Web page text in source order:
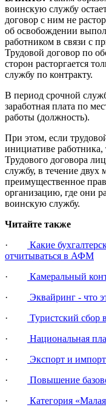
воинскую службу
договор с ним не
об освобождении
работником в связи с
Трудовой договор по
сторон расторгается
службу по контракту.
В период срочной
заработная плата по
работы (должность).
При этом, если
инициативе работника,
Трудового договора
службу, в течение двух
преимущественное
организацию, где они
воинскую службу.
Читайте также
·
Какие
отчитываться в АФМ
·
Камеральный
·
Эквайринг - что
·
Туристский сбор
·
Национальная
·
Экспорт и импорт
·
Повышение
·
Категория